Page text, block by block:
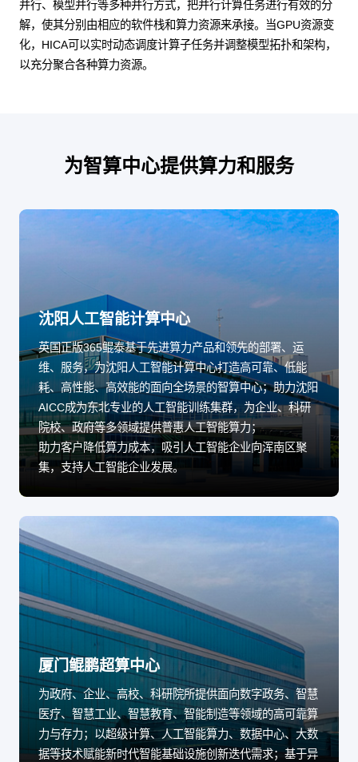
并行、模型并行等多种并行方式，把并行计算任务进行有效的分
解，使其分别由相应的软件栈和算力资源来承接。当GPU资源变
化，HICA可以实时动态调度计算子任务并调整模型拓扑和架构，
以充分聚合各种算力资源。
为智算中心提供算力和服务
沈阳人工智能计算中心
英国正版365鲲泰基于先进算力产品和领先的部署、运
维、服务，为沈阳人工智能计算中心打造高可靠、低能
耗、高性能、高效能的面向全场景的智算中心；助力沈阳
AICC成为东北专业的人工智能训练集群，为企业、科研
院校、政府等多领域提供普惠人工智能算力；
助力客户降低算力成本，吸引人工智能企业向浑南区聚
集，支持人工智能企业发展。
厦门鲲鹏超算中心
为政府、企业、高校、科研院所提供面向数字政务、智慧
医疗、智慧工业、智慧教育、智能制造等领域的高可靠算
力与存力；以超级计算、人工智能算力、数据中心、大数
据等技术赋能新时代智能基础设施创新迭代需求；基于异